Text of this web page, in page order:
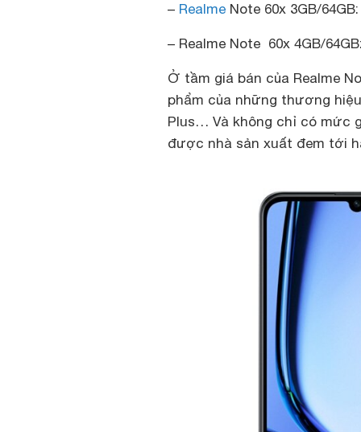
– Realme Note 60x 3GB/
– Realme Note 60x 4GB/
Ở tầm giá bán của Realme
phẩm của những thương
Plus… Và không chỉ có mức
được nhà sản xuất đem tới